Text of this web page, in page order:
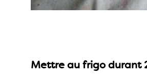
Mettre au frigo durant